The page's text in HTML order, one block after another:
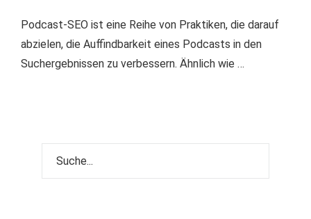
Podcast-SEO ist eine Reihe von Praktiken, die darauf
abzielen, die Auffindbarkeit eines Podcasts in den
Suchergebnissen zu verbessern. Ähnlich wie …